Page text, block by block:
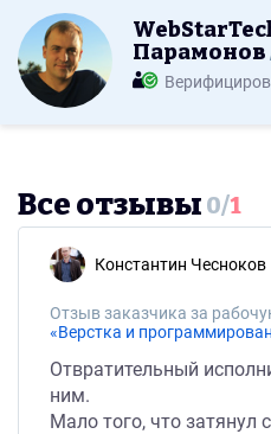
Парамонов
Все отзывы 0/1
Константин Чeсноков
Отзыв заказчика за
«Верстка и
Отвратительный
ним.
Мало того, что затянул